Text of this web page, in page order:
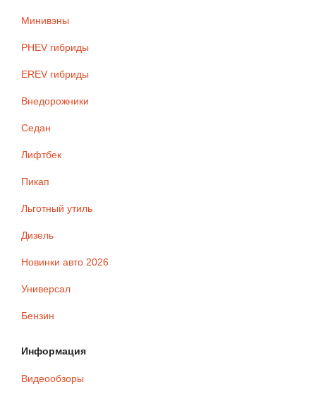
Минивэны
PHEV гибриды
EREV гибриды
Внедорожники
Седан
Лифтбек
Пикап
Льготный утиль
Дизель
Новинки авто 2026
Универсал
Бензин
Информация
Видеообзоры